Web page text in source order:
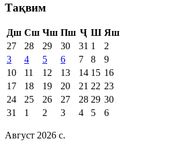
Тақвим
Дш Сш Чш Пш Ҷ Ш Яш
27
28 29 30 31 1
2
3
4 5 6 7 8
9
10
11 12 13 14 15 16
17
18 19 20 21 22 23
24
25 26 27 28 29 30
31
1 2 3 4 5 6
Август 2026 c.